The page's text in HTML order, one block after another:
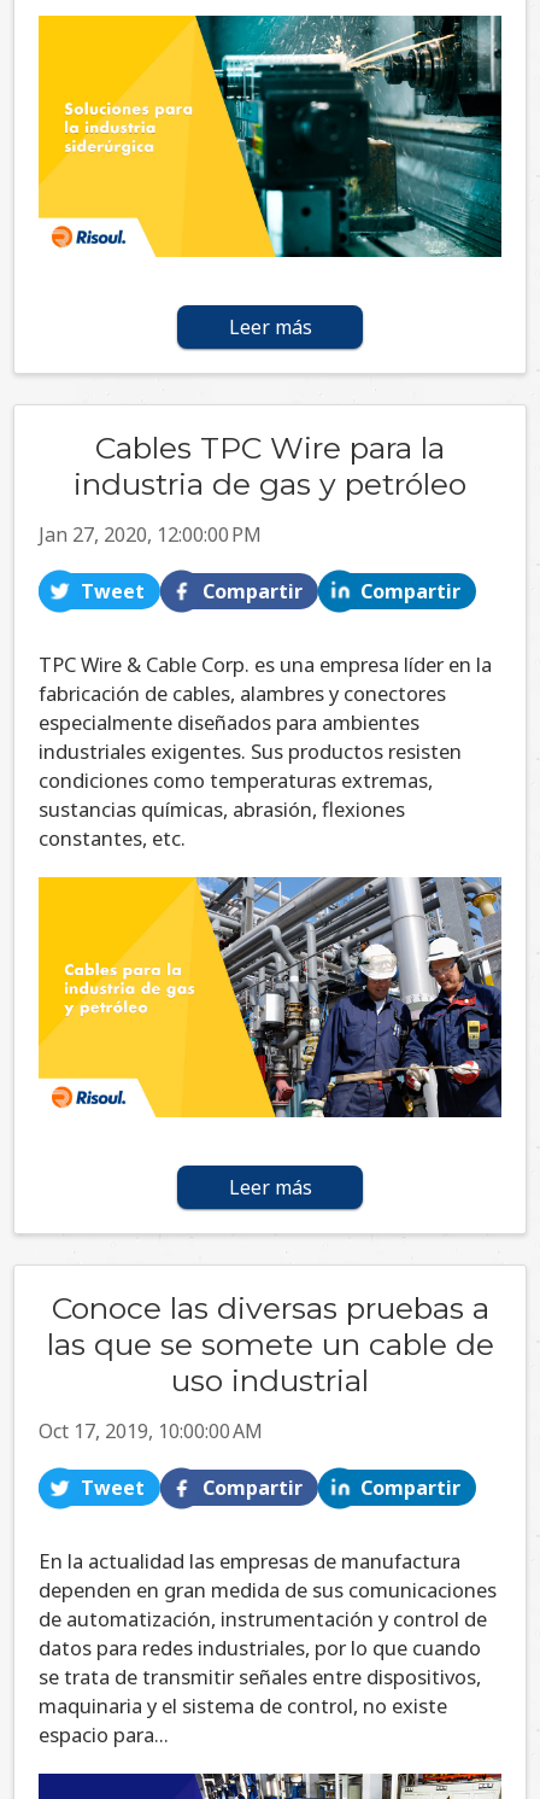
Leer más
Cables TPC Wire para la
industria de gas y petróleo
Jan 27, 2020, 12:00:00 PM
Tweet Compartir Compartir
TPC Wire & Cable Corp. es una empresa líder en la
fabricación de cables, alambres y conectores
especialmente diseñados para ambientes
industriales exigentes. Sus productos resisten
condiciones como temperaturas extremas,
sustancias químicas, abrasión, flexiones
constantes, etc.
Leer más
Conoce las diversas pruebas a
las que se somete un cable de
uso industrial
Oct 17, 2019, 10:00:00 AM
Tweet Compartir Compartir
En la actualidad las empresas de manufactura
dependen en gran medida de sus comunicaciones
de automatización, instrumentación y control de
datos para redes industriales, por lo que cuando
se trata de transmitir señales entre dispositivos,
maquinaria y el sistema de control, no existe
espacio para...